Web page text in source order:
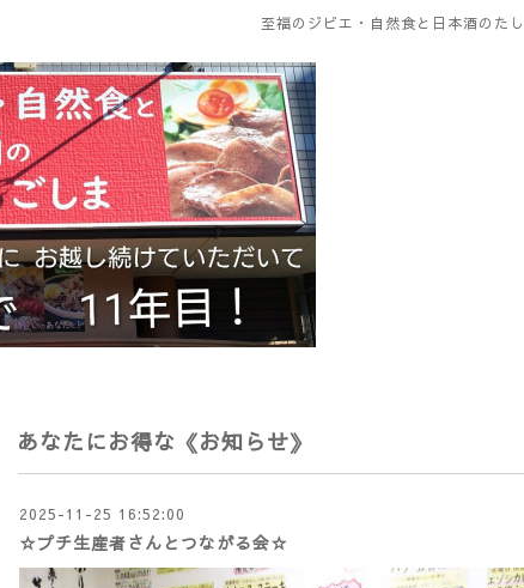
至福のジビエ・自然食と日本酒のた
あなたにお得な《お知らせ》
2025-11-25 16:52:00
☆プチ生産者さんとつながる会☆